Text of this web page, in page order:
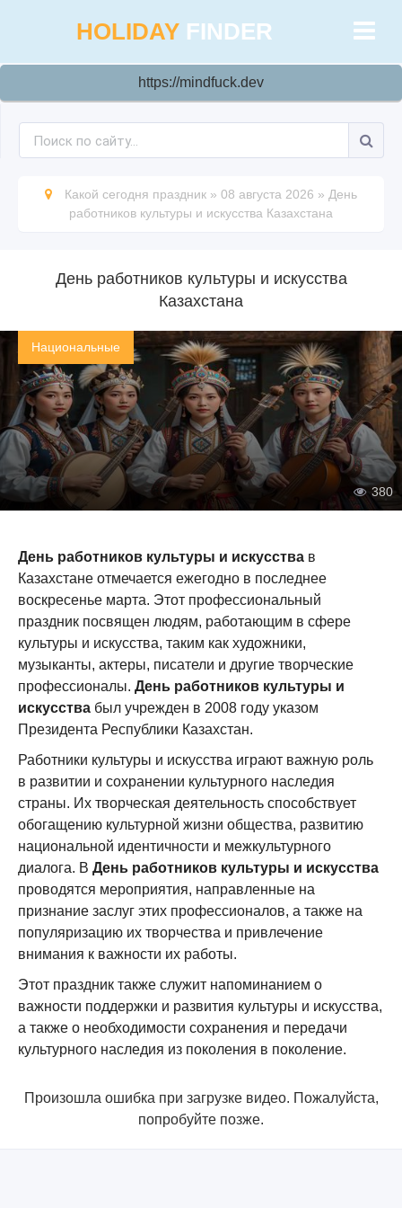
HOLIDAY FINDER
https://mindfuck.dev
Какой сегодня праздник » 08 августа 2026 » День
работников культуры и искусства Казахстана
День работников культуры и искусства
Казахстана
Национальные
380
День работников культуры и искусства в
Казахстане отмечается ежегодно в последнее
воскресенье марта. Этот профессиональный
праздник посвящен людям, работающим в сфере
культуры и искусства, таким как художники,
музыканты, актеры, писатели и другие творческие
профессионалы. День работников культуры и
искусства был учрежден в 2008 году указом
Президента Республики Казахстан.
Работники культуры и искусства играют важную роль
в развитии и сохранении культурного наследия
страны. Их творческая деятельность способствует
обогащению культурной жизни общества, развитию
национальной идентичности и межкультурного
диалога. В День работников культуры и искусства
проводятся мероприятия, направленные на
признание заслуг этих профессионалов, а также на
популяризацию их творчества и привлечение
внимания к важности их работы.
Этот праздник также служит напоминанием о
важности поддержки и развития культуры и искусства,
а также о необходимости сохранения и передачи
культурного наследия из поколения в поколение.
Произошла ошибка при загрузке видео. Пожалуйста,
попробуйте позже.